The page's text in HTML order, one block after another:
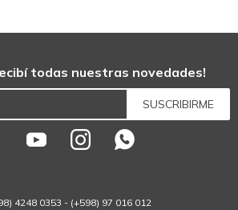
4248 0353 - (+598) 97 016 012
todas nuestras novedades!
SUSCRIBIRME
  